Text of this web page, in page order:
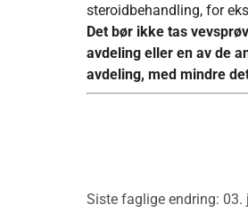
steroidbehandling, for
Det bør ikke tas
avdeling eller en av de
avdeling, med mindre
Siste faglige endring: 03.